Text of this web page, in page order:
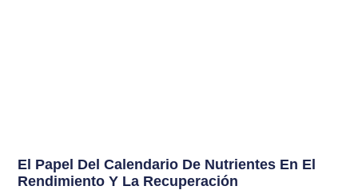
El Papel Del Calendario De Nutrientes En El
Rendimiento Y La Recuperación